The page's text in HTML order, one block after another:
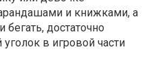
и книжками, а
бегать, достаточно
в игровой части